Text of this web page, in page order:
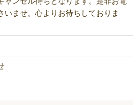
いませ。心よりお待ちしておりま